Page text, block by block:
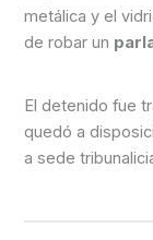
metálica y el
de robar un
El detenido fue
quedó a
a sede